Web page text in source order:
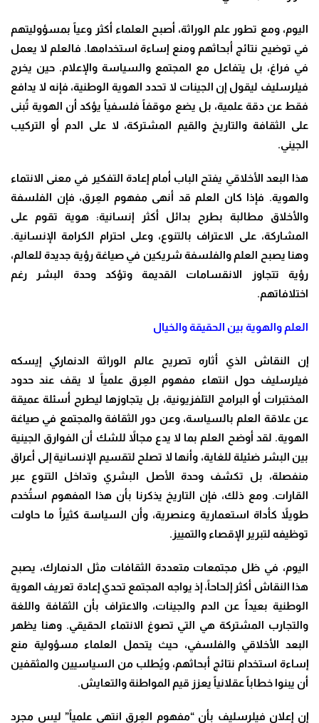
اليوم، ومع تطور علم الوراثة، أصبح العلماء أكثر وعياً بمسؤوليتهم
في توضيح نتائج أبحاثهم ومنع إساءة استخدامها. فالعلم لا يعمل
في فراغ، بل يتفاعل مع المجتمع والسياسة والإعلام. حين يخرج
فيلرسليف ليقول إن الجينات لا تحدد الهوية الوطنية، فإنه لا يدافع
فقط عن دقة علمية، بل يضع موقفاً فلسفياً يؤكد أن الهوية تُبنى
على الثقافة والتاريخ والقيم المشتركة، لا على الدم أو التركيب
الجيني.
هذا البعد الأخلاقي يفتح الباب أمام إعادة التفكير في معنى الانتماء
والهوية. فإذا كان العلم قد أنهى مفهوم العِرق، فإن الفلسفة
والأخلاق مطالبة بطرح بدائل أكثر إنسانية: هوية تقوم على
المشاركة، على الاعتراف بالتنوع، وعلى احترام الكرامة الإنسانية.
وهنا يصبح العلم والفلسفة شريكين في صياغة رؤية جديدة للعالم،
رؤية تتجاوز الانقسامات القديمة وتؤكد وحدة البشر رغم
اختلافاتهم.
العلم والهوية بين الحقيقة والخيال
إن النقاش الذي أثاره تصريح عالم الوراثة الدنماركي إيسكه
فيلرسليف حول انتهاء مفهوم العِرق علمياً لا يقف عند حدود
المختبرات أو البرامج التلفزيونية، بل يتجاوزها ليطرح أسئلة عميقة
عن علاقة العلم بالسياسة، وعن دور الثقافة والمجتمع في صياغة
الهوية. لقد أوضح العلم بما لا يدع مجالاً للشك أن الفوارق الجينية
بين البشر ضئيلة للغاية، وأنها لا تصلح لتقسيم الإنسانية إلى أعراق
منفصلة، بل تكشف وحدة الأصل البشري وتداخل التنوع عبر
القارات. ومع ذلك، فإن التاريخ يذكرنا بأن هذا المفهوم استُخدم
طويلاً كأداة استعمارية وعنصرية، وأن السياسة كثيراً ما حاولت
توظيفه لتبرير الإقصاء والتمييز.
اليوم، في ظل مجتمعات متعددة الثقافات مثل الدنمارك، يصبح
هذا النقاش أكثر إلحاحاً، إذ يواجه المجتمع تحدي إعادة تعريف الهوية
الوطنية بعيداً عن الدم والجينات، والاعتراف بأن الثقافة واللغة
والتجارب المشتركة هي التي تصوغ الانتماء الحقيقي. وهنا يظهر
البعد الأخلاقي والفلسفي، حيث يتحمل العلماء مسؤولية منع
إساءة استخدام نتائج أبحاثهم، ويُطلب من السياسيين والمثقفين
أن يبنوا خطاباً عقلانياً يعزز قيم المواطنة والتعايش.
إن إعلان فيلرسليف بأن “مفهوم العِرق انتهى علمياً” ليس مجرد